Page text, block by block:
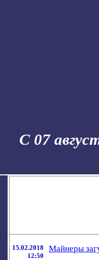
С 07
15.02.2018
12:50
Майнеры